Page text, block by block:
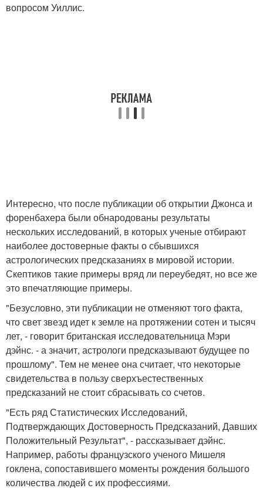
вопросом Уиллис.
Интересно, что после публикации об открытии Джонса и
форенбахера были обнародованы результаты
нескольких исследований, в которых ученые отбирают
наиболее достоверные факты о сбывшихся
астрологических предсказаниях в мировой истории.
Скептиков такие примеры вряд ли переубедят, но все же
это впечатляющие примеры.
"Безусловно, эти публикации не отменяют того факта,
что свет звезд идет к земле на протяжении сотен и тысяч
лет, - говорит британская исследовательница Мэри
дэйнс. - а значит, астрологи предсказывают будущее по
прошлому". Тем не менее она считает, что некоторые
свидетельства в пользу сверхъестественных
предсказаний не стоит сбрасывать со счетов.
"Есть ряд Статистических Исследований,
Подтверждающих Достоверность Предсказаний, Давших
Положительный Результат", - рассказывает дэйнс.
Например, работы французского ученого Мишеля
гоклена, сопоставившего моменты рождения большого
количества людей с их профессиями.